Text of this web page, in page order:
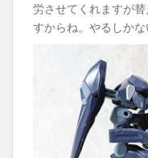
労させてくれますが
すからね。やるしかな